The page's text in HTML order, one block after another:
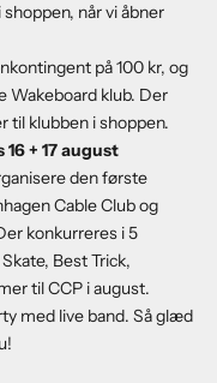
når vi åbner
på 100 kr, og
Wakeboard klub. Der
til klubben i shoppen.
+ 17 august
den første
Cable Club og
konkurreres i 5
Best Trick,
til CCP i august.
med live band. Så glæd